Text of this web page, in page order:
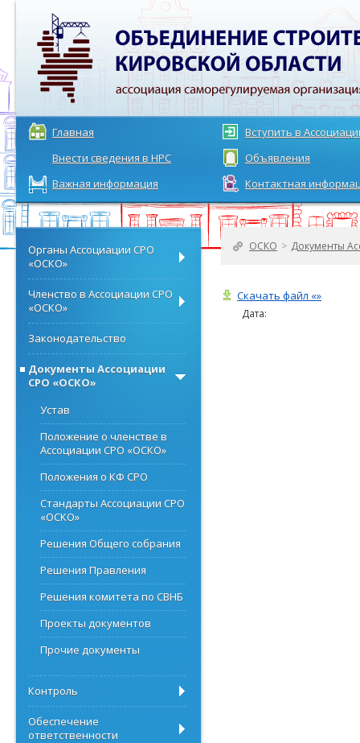
Главная
Вступить в
Внести сведения в НРС
Объявления
Важная информация
Контактная
ОСКО > Документы
Скачать файл «»
Дата:
Органы Ассоциации СРО
«ОСКО»
Членство в Ассоциации СРО
«ОСКО»
Законодательство
Документы Ассоциации
СРО «ОСКО»
Устав
Положение о членстве в
Ассоциации СРО «ОСКО»
Положения о КФ СРО
Стандарты Ассоциации СРО
«ОСКО»
Решения Общего собрания
Решения Правления
Решения комитета по СВНБ
Проекты документов
Прочие документы
Контроль
Обеспечение
ответственности